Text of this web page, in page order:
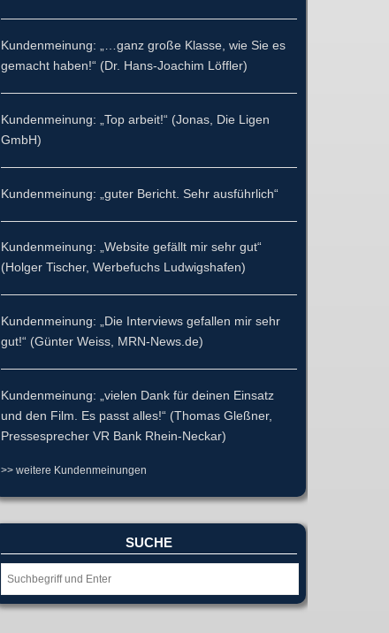
Kundenmeinung: „…ganz große Klasse, wie Sie es
gemacht haben!“ (Dr. Hans-Joachim Löffler)
Kundenmeinung: „Top arbeit!“ (Jonas, Die Ligen
GmbH)
Kundenmeinung: „guter Bericht. Sehr ausführlich“
Kundenmeinung: „Website gefällt mir sehr gut“
(Holger Tischer, Werbefuchs Ludwigshafen)
Kundenmeinung: „Die Interviews gefallen mir sehr
gut!“ (Günter Weiss, MRN-News.de)
Kundenmeinung: „vielen Dank für deinen Einsatz
und den Film. Es passt alles!“ (Thomas Gleßner,
Pressesprecher VR Bank Rhein-Neckar)
>> weitere Kundenmeinungen
SUCHE